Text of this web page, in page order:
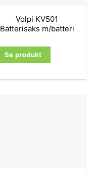
Volpi KV501
Batterisaks m/batteri
Se produkt